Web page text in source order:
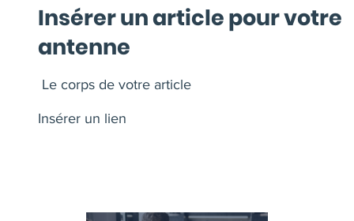
Insérer un article pour votre
antenne
Le corps de votre article
Insérer un lien